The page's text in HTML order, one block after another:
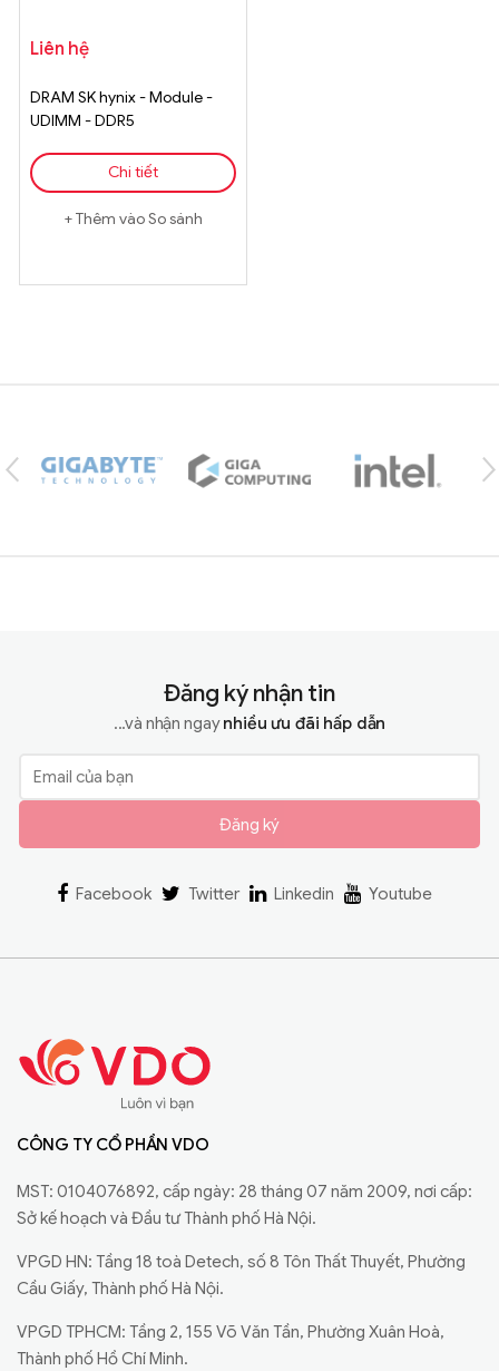
Liên hệ
DRAM SK hynix - Module -
UDIMM - DDR5
Chi tiết
Thêm vào So sánh
Đăng ký nhận tin
...và nhận ngaynhiều ưu đãi hấp dẫn
Đăng ký
Facebook Twitter Linkedin Youtube
CÔNG TY CỔ PHẦN VDO
MST: 0104076892, cấp ngày: 28 tháng 07 năm 2009, nơi cấp:
Sở kế hoạch và Đầu tư Thành phố Hà Nội.
VPGD HN: Tầng 18 toà Detech, số 8 Tôn Thất Thuyết, Phường
Cầu Giấy, Thành phố Hà Nội.
VPGD TPHCM: Tầng 2, 155 Võ Văn Tần, Phường Xuân Hoà,
Thành phố Hồ Chí Minh.